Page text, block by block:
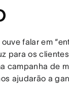
falar em
para os
campanha de
ajudarão a